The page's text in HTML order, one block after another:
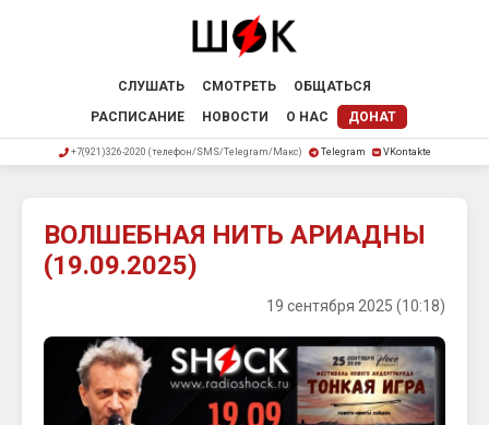
СЛУШАТЬ СМОТРЕТЬ
ОБЩАТЬСЯ
РАСПИСАНИЕ
НОВОСТИ О НАС ДОНАТ
+7(921)326-2020 (телефон/SMS/Telegram/Макс) Telegram VKontakte
ВОЛШЕБНАЯ НИТЬ АРИАДНЫ
(19.09.2025)
19 сентября 2025 (10:18)